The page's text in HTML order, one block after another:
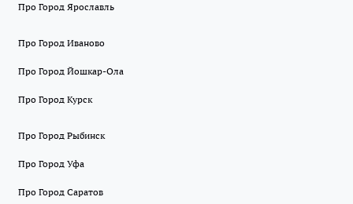
Про Город Ярославль
Про Город Иваново
Про Город Йошкар-Ола
Про Город Курск
Про Город Рыбинск
Про Город Уфа
Про Город Саратов